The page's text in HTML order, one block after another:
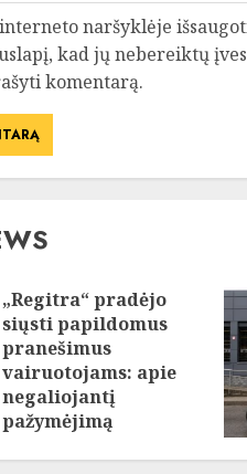
naršyklėje
kad jų nebereiktų
komentarą.
„Regitra“ pradėjo
siųsti papildomus
pranešimus
vairuotojams: apie
negaliojantį
pažymėjimą